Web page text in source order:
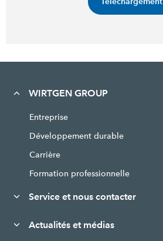
WIRTGEN GROUP
Entreprise
Développement durable
Carrière
Formation professionnelle
Service et nous contacter
Actualités et médias